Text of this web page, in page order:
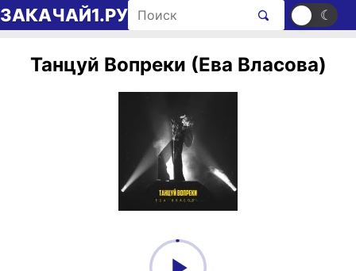
Перейти к содержимому
ЗАКАЧАЙ1.РУ Поиск рингтонов ☀ ☾
Танцуй Вопреки (Ева Власова)